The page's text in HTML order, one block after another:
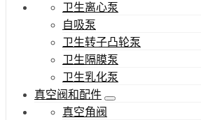
卫生离心泵
自吸泵
卫生转子凸轮泵
卫生隔膜泵
卫生乳化泵
真空阀和配件
真空角阀